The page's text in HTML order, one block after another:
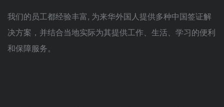
我们的员工都经验丰富, 为来华外国人提供多种中国签证解
决方案，并结合当地实际为其提供工作、生活、学习的便利
和保障服务。